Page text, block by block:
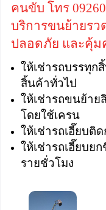
คนขับ โทร
บริการขนย้ายรว
ปลอดภัย และคุ้ม
ให้เช่ารถบรรทุก
สิ้นค้าทั่วไป
ให้เช่ารถขนย้าย
โดยใช้เครน
ให้เช่ารถเฮี๊ยบติ
ให้เช่ารถเฮี๊ยบย
รายชั่วโมง